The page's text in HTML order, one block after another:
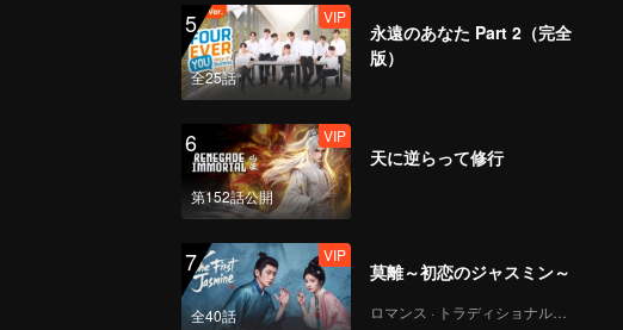
5
全25話
VIP
永遠のあなた Part 2（完全
版）
6
第152話公開
VIP
天に逆らって修行
7
全40話
VIP
莫離～初恋のジャスミン～
ロマンス · トラディショナル・コスチューム